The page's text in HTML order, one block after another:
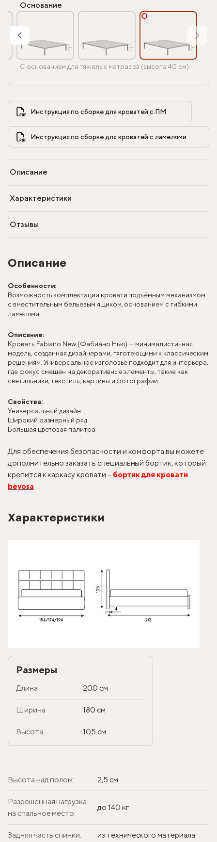
Описание
Особенности:
Возможность комплектации кровати подъёмным механизмом
с вместительным бельевым ящиком, основанием с гибкими
ламелями.
Описание:
Кровать Fabiano New (Фабиано Нью) — минималистичная
модель, созданная дизайнерами, тяготеющими к классическим
решениям. Универсальное изголовье подходит для интерьера,
где фокус смещен на декоративные элементы, такие как
светильники, текстиль, картины и фотографии.
Свойства:
Универсальный дизайн
Широкий размерный ряд
Большая цветовая палитра
Для обеспечения безопасности и комфорта вы можете
дополнительно заказать специальный бортик, который
крепится к каркасу кровати – бортик для кровати
beyosa
Характеристики
Размеры
Длина 200 см
Ширина 180 см
Высота 105 см
Высота над полом: 2,5 см
Разрешенная нагрузка
на спальное место:
до 140 кг
Задняя часть спинки: из технического материала
Основание
С основанием для тяжелых матрасов (высота 40 см)
Инструкция по сборке для кроватей с ПМ
Описание
Характеристики
Отзывы